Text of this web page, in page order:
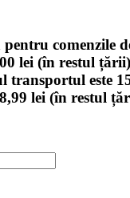
comenzile
lei (în restul
transportul este
lei (în restul